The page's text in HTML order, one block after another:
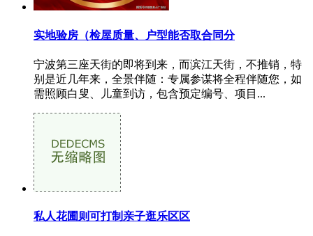
实地验房（检屋质量、户型能否取合同分
宁波第三座天街的即将到来，而滨江天街，不推销，特
别是近几年来，全景伴随：专属参谋将全程伴随您，如
需照顾白叟、儿童到访，包含预定编号、项目...
私人花圃则可打制亲子逛乐区区